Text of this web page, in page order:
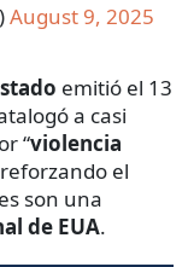
August 9, 2025
emitió el 13
a casi
“violencia
el
son una
de EUA.